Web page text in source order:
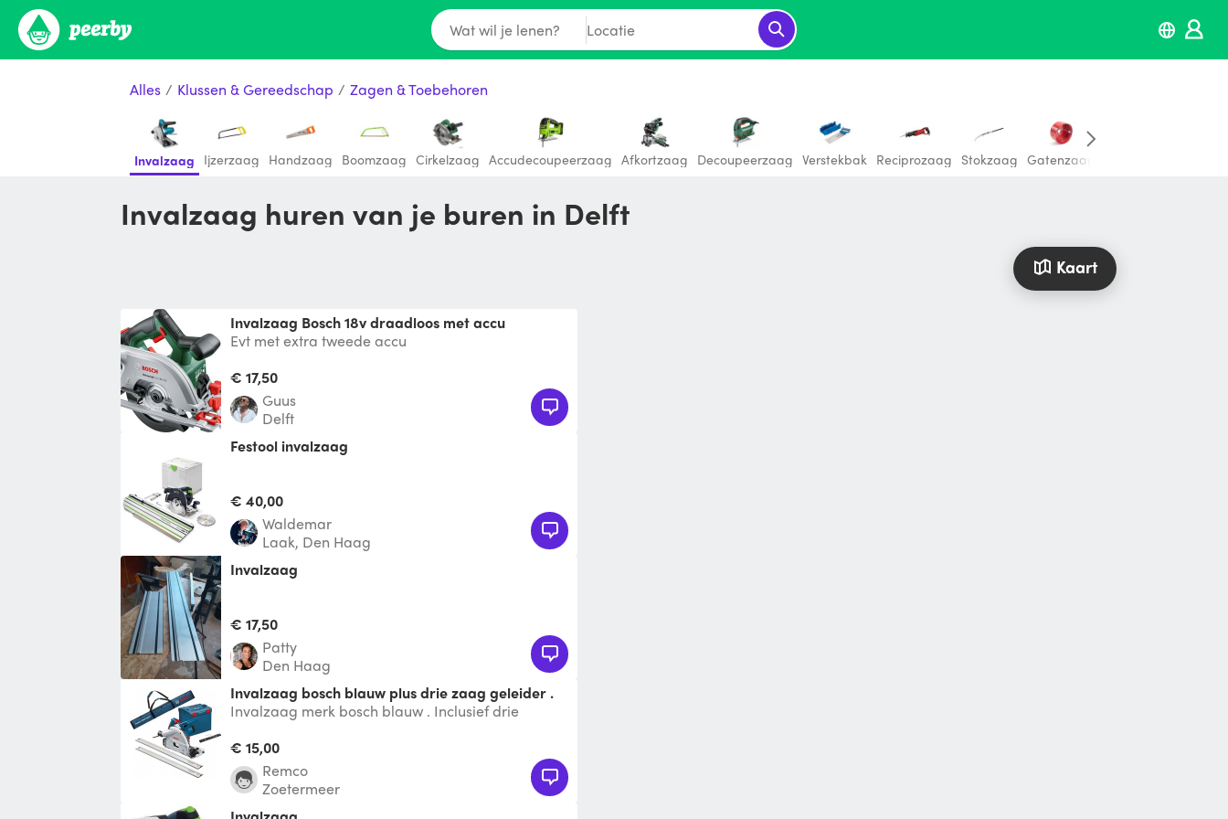
Wat wil je lenen? Locatie
Alles / Klussen & Gereedschap / Zagen & Toebehoren
Invalzaag Ijzerzaag Handzaag Boomzaag Cirkelzaag Accudecoupeerzaag Afkortzaag Decoupeerzaag Verstekbak Reciprozaag Stokzaag Gatenzaag
Invalzaag huren van je buren in Delft
Kaart
Invalzaag Bosch 18v draadloos met accu
Evt met extra tweede accu
€ 17,50
Guus
Delft
Festool invalzaag
€ 40,00
Waldemar
Laak, Den Haag
Invalzaag
€ 17,50
Patty
Den Haag
Invalzaag bosch blauw plus drie zaag geleider .
Invalzaag merk bosch blauw . Inclusief drie
€ 15,00
Remco
Zoetermeer